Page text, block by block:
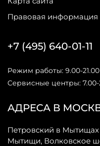
Правовая информация
АДРЕСА В
Петровский в Мытищах
Мытищи, Волковское
+7 (495) 640-01-11
Режим работы: 9.00-21.00
Сервисные центры: 7.00-